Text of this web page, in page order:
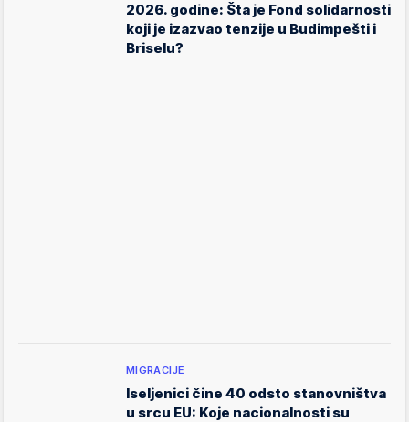
2026. godine: Šta je Fond solidarnosti
koji je izazvao tenzije u Budimpešti i
Briselu?
MIGRACIJE
Iseljenici čine 40 odsto stanovništva
u srcu EU: Koje nacionalnosti su